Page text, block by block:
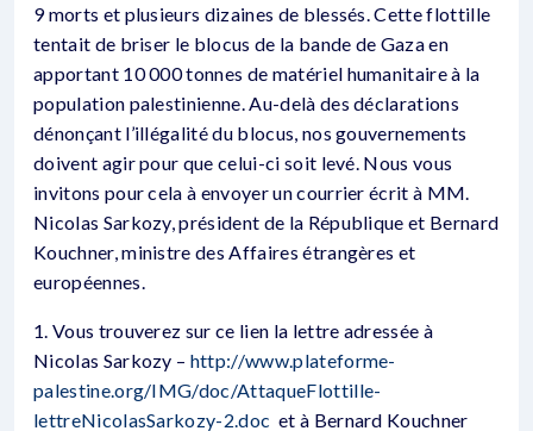
9 morts et plusieurs dizaines de blessés. Cette flottille
tentait de briser le blocus de la bande de Gaza en
apportant 10 000 tonnes de matériel humanitaire à la
population palestinienne. Au-delà des déclarations
dénonçant l’illégalité du blocus, nos gouvernements
doivent agir pour que celui-ci soit levé. Nous vous
invitons pour cela à envoyer un courrier écrit à MM.
Nicolas Sarkozy, président de la République et Bernard
Kouchner, ministre des Affaires étrangères et
européennes.
1. Vous trouverez sur ce lien la lettre adressée à
Nicolas Sarkozy – http://www.plateforme-
palestine.org/IMG/doc/AttaqueFlottille-
lettreNicolasSarkozy-2.doc et à Bernard Kouchner